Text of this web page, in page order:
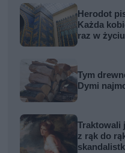
Herodot
Każda
raz w życiu
Tym
Dymi
Traktowali
z rąk do